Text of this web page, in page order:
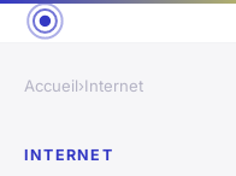
Accueil›Internet
INTERNET